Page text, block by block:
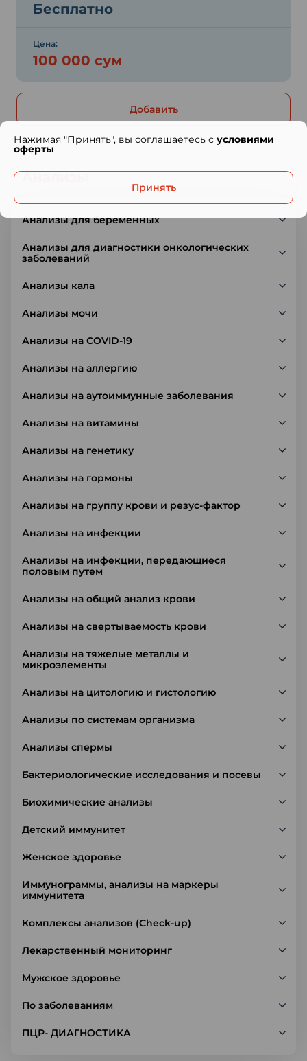
Анализы
Анализы для беременных
Анализы для диагностики онкологических
заболеваний
Анализы кала
Анализы мочи
Анализы на COVID-19
Анализы на аллергию
Анализы на аутоиммунные заболевания
Анализы на витамины
Анализы на генетику
Анализы на гормоны
Анализы на группу крови и резус-фактор
Анализы на инфекции
Анализы на инфекции, передающиеся
половым путем
Анализы на общий анализ крови
Анализы на свертываемость крови
Анализы на тяжелые металлы и
микроэлементы
Анализы на цитологию и гистологию
Анализы по системам организма
Анализы спермы
Бактериологические исследования и посевы
Биохимические анализы
Детский иммунитет
Женское здоровье
Иммунограммы, анализы на маркеры
иммунитета
Комплексы анализов (Check-up)
Лекарственный мониторинг
Мужское здоровье
По заболеваниям
ПЦР- ДИАГНОСТИКА
Бесплатно
Цена:
100 000 сум
Добавить
Нажимая "Принять", вы соглашаетесь с условиями
оферты .
Принять